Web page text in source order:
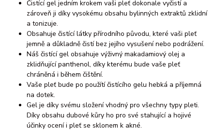
Čistící gel jedním krokem vaši pleť dokonale vyčistí a
zároveň ji díky vysokému obsahu bylinných extraktů zklidní
a tonizuje.
Obsahuje čistící látky přírodního původu, které vaši pleť
jemně a důkladně čistí bez jejího vysušení nebo podrážení.
Náš čistící gel obsahuje výživný makadamiový olej a
zklidňující panthenol, díky kterému bude vaše pleť
chráněná i během čištění.
Vaše pleť bude po použítí čistícího gelu hebká a příjemná
na dotek.
Gel je díky svému složení vhodný pro všechny typy pleti.
Díky obsahu dubové kůry ho pro své stahující a hojivé
účinky ocení i pleť se sklonem k akné.